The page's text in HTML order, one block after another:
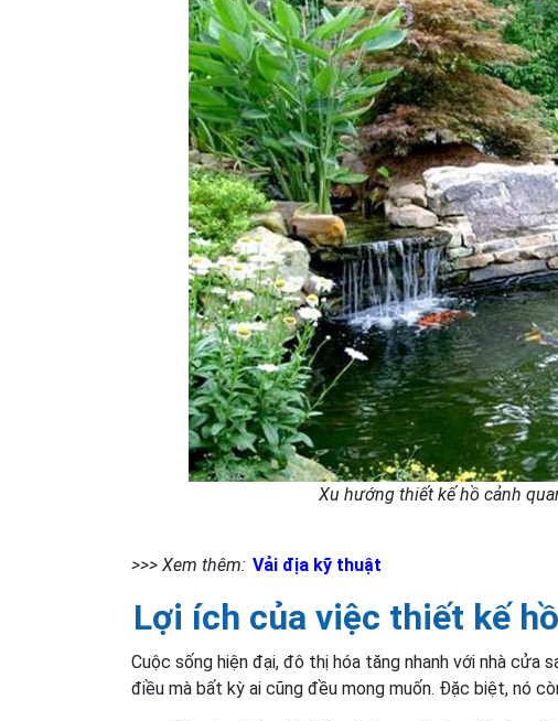
Xu hướng thiết kế hồ cảnh
>>> Xem thêm: Vải địa kỹ thuật
Lợi ích của việc thiết kế
Cuộc sống hiện đại, đô thị hóa tăng nhanh với nhà cửa
điều mà bất kỳ ai cũng đều mong muốn. Đặc biệt, nó